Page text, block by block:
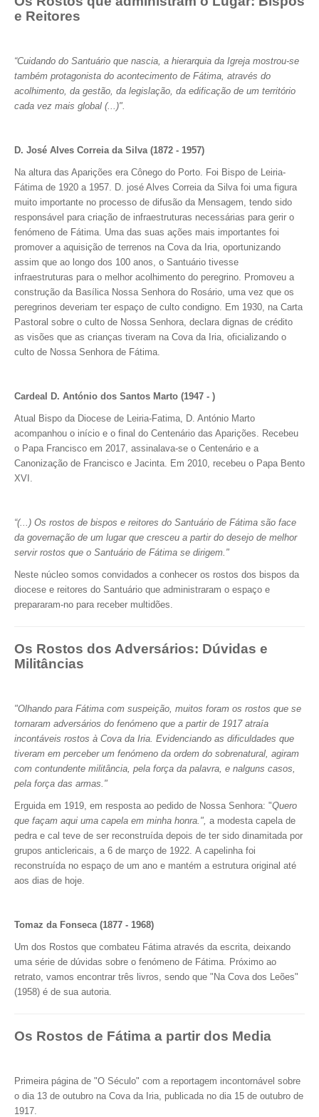
e Reitores
“Cuidando do Santuário que nascia, a hierarquia da Igreja mostrou-se
também protagonista do acontecimento de Fátima, através do
acolhimento, da gestão, da legislação, da edificação de um território
cada vez mais global (...)".
D. José Alves Correia da Silva (1872 - 1957)
Na altura das Aparições era Cônego do Porto. Foi Bispo de Leiria-
Fátima de 1920 a 1957. D. josé Alves Correia da Silva foi uma figura
muito importante no processo de difusão da Mensagem, tendo sido
responsável para criação de infraestruturas necessárias para gerir o
fenómeno de Fátima. Uma das suas ações mais importantes foi
promover a aquisição de terrenos na Cova da Iria, oportunizando
assim que ao longo dos 100 anos, o Santuário tivesse
infraestruturas para o melhor acolhimento do peregrino. Promoveu a
construção da Basílica Nossa Senhora do Rosário, uma vez que os
peregrinos deveriam ter espaço de culto condigno. Em 1930, na Carta
Pastoral sobre o culto de Nossa Senhora, declara dignas de crédito
as visões que as crianças tiveram na Cova da Iria, oficializando o
culto de Nossa Senhora de Fátima.
Cardeal D. António dos Santos Marto (1947 - )
Atual Bispo da Diocese de Leiria-Fatima, D. António Marto
acompanhou o início e o final do Centenário das Aparições. Recebeu
o Papa Francisco em 2017, assinalava-se o Centenário e a
Canonização de Francisco e Jacinta. Em 2010, recebeu o Papa Bento
XVI.
“(...) Os rostos de bispos e reitores do Santuário de Fátima são face
da governação de um lugar que cresceu a partir do desejo de melhor
servir rostos que o Santuário de Fátima se dirigem."
Neste núcleo somos convidados a conhecer os rostos dos bispos da
diocese e reitores do Santuário que administraram o espaço e
prepararam-no para receber multidões.
Os Rostos dos Adversários: Dúvidas e
Militâncias
"Olhando para Fátima com suspeição, muitos foram os rostos que se
tornaram adversários do fenómeno que a partir de 1917 atraía
incontáveis rostos à Cova da Iria. Evidenciando as dificuldades que
tiveram em perceber um fenómeno da ordem do sobrenatural, agiram
com contundente militância, pela força da palavra, e nalguns casos,
pela força das armas."
Erguida em 1919, em resposta ao pedido de Nossa Senhora: "Quero
que façam aqui uma capela em minha honra.", a modesta capela de
pedra e cal teve de ser reconstruída depois de ter sido dinamitada por
grupos anticlericais, a 6 de março de 1922. A capelinha foi
reconstruída no espaço de um ano e mantém a estrutura original até
aos dias de hoje.
Tomaz da Fonseca (1877 - 1968)
Um dos Rostos que combateu Fátima através da escrita, deixando
uma série de dúvidas sobre o fenómeno de Fátima. Próximo ao
retrato, vamos encontrar três livros, sendo que "Na Cova dos Leões"
(1958) é de sua autoria.
Os Rostos de Fátima a partir dos Media
Primeira página de "O Século" com a reportagem incontornável sobre
o dia 13 de outubro na Cova da Iria, publicada no dia 15 de outubro de
1917.